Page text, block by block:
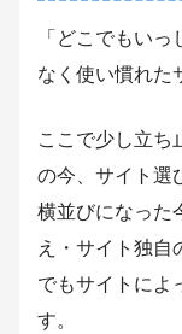
「どこでもい
なく使い慣れた
ここで少し立ち
の今、サイト選
横並びになった
え・サイト独自
でもサイトによ
す。